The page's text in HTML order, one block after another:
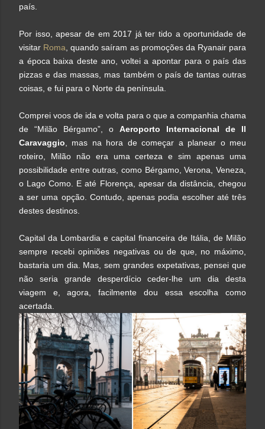
país.
Por isso, apesar de em 2017 já ter tido a oportunidade de
visitar Roma , quando saíram as promoções da Ryanair para
a época baixa deste ano, voltei a apontar para o país das
pizzas e das massas, mas também o país de tantas outras
coisas, e fui para o Norte da península.
Comprei voos de ida e volta para o que a companhia chama
de “Milão Bérgamo”, o Aeroporto Internacional de Il
Caravaggio , mas na hora de começar a planear o meu
roteiro, Milão não era uma certeza e sim apenas uma
possibilidade entre outras, como Bérgamo, Verona, Veneza,
o Lago Como. E até Florença, apesar da distância, chegou
a ser uma opção. Contudo, apenas podia escolher até três
destes destinos.
Capital da Lombardia e capital financeira de Itália, de Milão
sempre recebi opiniões negativas ou de que, no máximo,
bastaria um dia. Mas, sem grandes expetativas, pensei que
não seria grande desperdício ceder-lhe um dia desta
viagem e, agora, facilmente dou essa escolha como
acertada.